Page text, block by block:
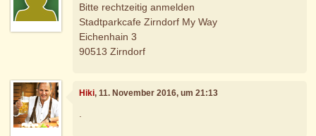
Bitte rechtzeitig anmelden
Stadtparkcafe Zirndorf My Way
Eichenhain 3
90513 Zirndorf
Hiki, 11. November 2016, um 21:13